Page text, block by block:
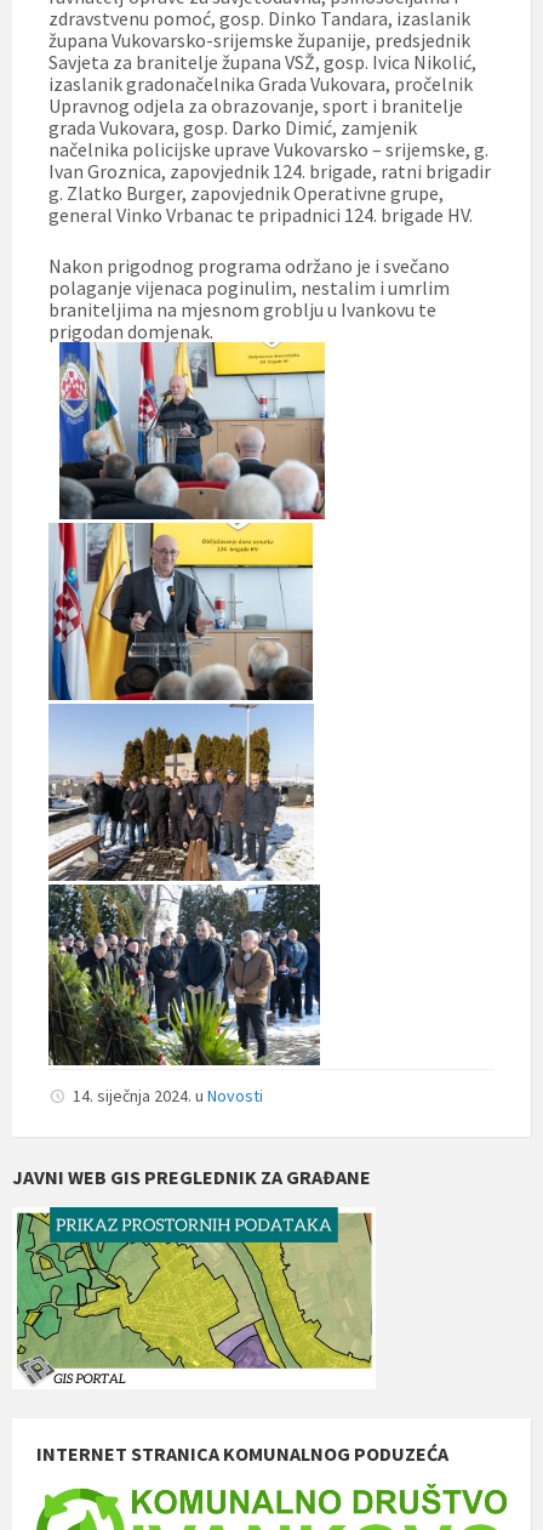
zdravstvenu pomoć, gosp. Dinko Tandara, izaslanik
župana Vukovarsko-srijemske županije, predsjednik
Savjeta za branitelje župana VSŽ, gosp. Ivica Nikolić,
izaslanik gradonačelnika Grada Vukovara, pročelnik
Upravnog odjela za obrazovanje, sport i branitelje
grada Vukovara, gosp. Darko Dimić, zamjenik
načelnika policijske uprave Vukovarsko – srijemske, g.
Ivan Groznica, zapovjednik 124. brigade, ratni brigadir
g. Zlatko Burger, zapovjednik Operativne grupe,
general Vinko Vrbanac te pripadnici 124. brigade HV.
Nakon prigodnog programa održano je i svečano
polaganje vijenaca poginulim, nestalim i umrlim
braniteljima na mjesnom groblju u Ivankovu te
prigodan domjenak.
14. siječnja 2024. u Novosti
JAVNI WEB GIS PREGLEDNIK ZA GRAĐANE
INTERNET STRANICA KOMUNALNOG PODUZEĆA